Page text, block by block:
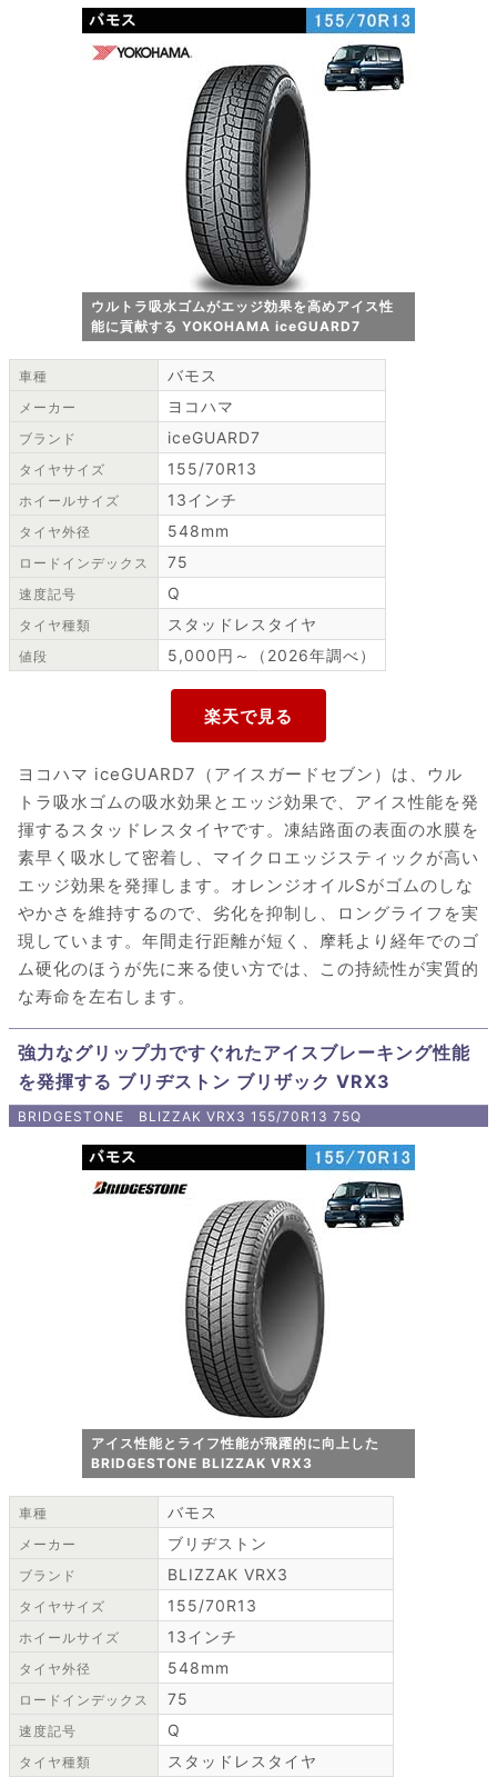
ウルトラ吸水ゴムがエッジ効果を高めアイス性
能に貢献する YOKOHAMA iceGUARD7
車種 バモス
メーカー ヨコハマ
ブランド iceGUARD7
タイヤサイズ 155/70R13
ホイールサイズ 13インチ
タイヤ外径 548mm
ロードインデックス 75
速度記号 Q
タイヤ種類 スタッドレスタイヤ
値段 5,000円～（2026年調べ）
ヨコハマ iceGUARD7（アイスガードセブン）は、ウル
トラ吸水ゴムの吸水効果とエッジ効果で、アイス性能を発
揮するスタッドレスタイヤです。凍結路面の表面の水膜を
素早く吸水して密着し、マイクロエッジスティックが高い
エッジ効果を発揮します。オレンジオイルSがゴムのしな
やかさを維持するので、劣化を抑制し、ロングライフを実
現しています。年間走行距離が短く、摩耗より経年でのゴ
ム硬化のほうが先に来る使い方では、この持続性が実質的
な寿命を左右します。
強力なグリップ力ですぐれたアイスブレーキング性能
を発揮する ブリヂストン ブリザック VRX3
BRIDGESTONE BLIZZAK VRX3 155/70R13 75Q
アイス性能とライフ性能が飛躍的に向上した
BRIDGESTONE BLIZZAK VRX3
車種 バモス
メーカー ブリヂストン
ブランド BLIZZAK VRX3
タイヤサイズ 155/70R13
ホイールサイズ 13インチ
タイヤ外径 548mm
ロードインデックス 75
速度記号 Q
タイヤ種類 スタッドレスタイヤ